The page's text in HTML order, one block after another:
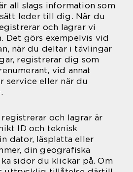
all slags information som
leder till dig. När du
och lagrar vi
Det görs exempelvis vid
när du deltar i tävlingar
registrerar dig som
vid annat
service eller när du
och lagrar är
ID och teknisk
dator, läsplatta eller
din geografiska
sidor du klickar på. Om